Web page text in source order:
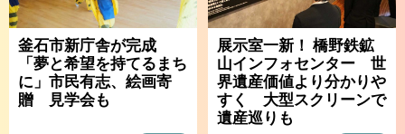
釜石市新庁舎が完成
「夢と希望を持てるまち
に」市民有志、絵画寄
贈 見学会も
展示室一新！ 橋野鉄鉱
山インフォセンター 世
界遺産価値より分かりや
すく 大型スクリーンで
遺産巡りも